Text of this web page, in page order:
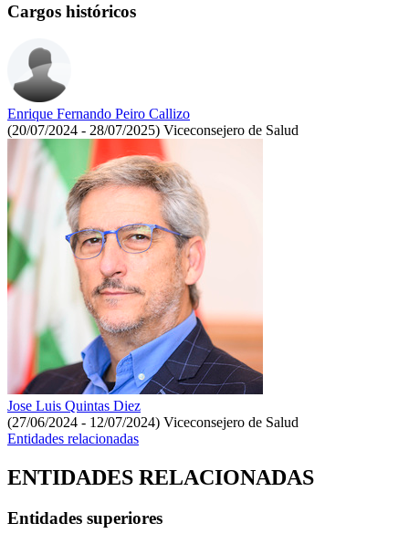
Cargos históricos
Enrique Fernando Peiro Callizo
(20/07/2024 - 28/07/2025) Viceconsejero de Salud
Jose Luis Quintas Diez
(27/06/2024 - 12/07/2024) Viceconsejero de Salud
Entidades relacionadas
ENTIDADES RELACIONADAS
Entidades superiores